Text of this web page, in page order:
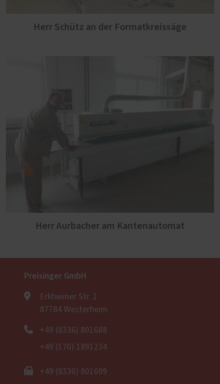
Herr Schütz an der Formatkreissäge
Herr Aurbacher am Kantenautomat
Preisinger GmbH
Erkheimer Str. 1
87784 Westerheim
+49 (8336) 801688
+49 (170) 1891234
+49 (8336) 801699